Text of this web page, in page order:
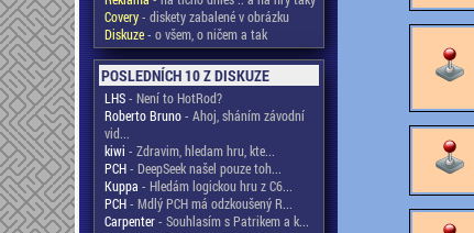
Covery- diskety zabalené v obrázku
Diskuze- o všem, o ničem a tak
POSLEDNÍCH 10 Z DISKUZE
LHS- Není to HotRod?
Roberto Bruno- Ahoj, sháním závodní
vid...
kiwi - Zdravim, hledam hru, kte...
PCH- DeepSeek našel pouze toh...
Kuppa - Hledám logickou hru z C6...
PCH- Mdlý PCH má odzkoušený R...
Carpenter- Souhlasím s Patrikem a k...